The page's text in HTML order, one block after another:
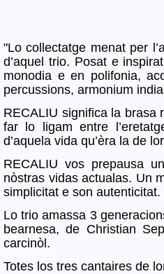
"Lo collectatge menat per
d’aquel trio. Posat e
monodia e en polifonia,
percussions, armonium
RECALIU significa la brasa
far lo ligam entre
d’aquela vida qu’èra la de
RECALIU vos prepausa
nòstras vidas actualas. Un
simplicitat e son autenticitat.
Lo trio amassa 3
bearnesa, de Christian
carcinòl.
Totes los tres cantaires de